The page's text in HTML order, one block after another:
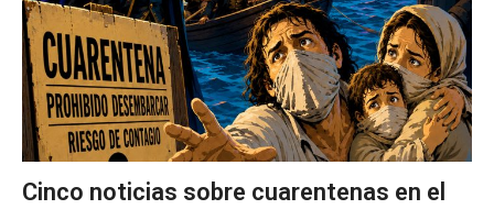
Cinco noticias sobre cuarentenas en el